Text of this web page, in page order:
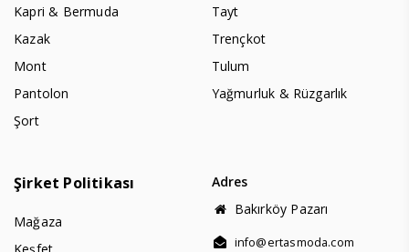
Kapri & Bermuda
Kazak
Mont
Pantolon
Şort
Tayt
Trençkot
Tulum
Yağmurluk & Rüzgarlık
Şirket Politikası
Mağaza
Adres
Bakırköy Pazarı
info@ertasmoda.com